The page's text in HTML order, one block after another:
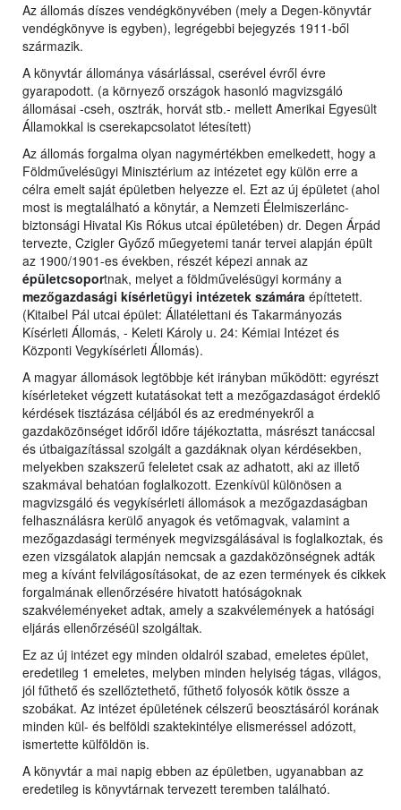
Az állomás díszes vendégkönyvében (mely a Degen-könyvtár
vendégkönyve is egyben), legrégebbi bejegyzés 1911-ből
származik.
A könyvtár állománya vásárlással, cserével évről évre
gyarapodott. (a környező országok hasonló magvizsgáló
állomásai -cseh, osztrák, horvát stb.- mellett Amerikai Egyesült
Államokkal is cserekapcsolatot létesített)
Az állomás forgalma olyan nagymértékben emelkedett, hogy a
Földművelésügyi Minisztérium az intézetet egy külön erre a
célra emelt saját épületben helyezze el. Ezt az új épületet (ahol
most is megtalálható a könytár, a Nemzeti Élelmiszerlánc-
biztonsági Hivatal Kis Rókus utcai épületében) dr. Degen Árpád
tervezte, Czigler Győző műegyetemi tanár tervei alapján épült
az 1900/1901-es években, részét képezi annak az
épületcsoportnak, melyet a földművelésügyi kormány a
mezőgazdasági kísérletügyi intézetek számára építtetett.
(Kitaibel Pál utcai épület: Állatélettani és Takarmányozás
Kísérleti Állomás, - Keleti Károly u. 24: Kémiai Intézet és
Központi Vegykísérleti Állomás).
A magyar állomások legtöbbje két irányban működött: egyrészt
kísérleteket végzett kutatásokat tett a mezőgazdaságot érdeklő
kérdések tisztázása céljából és az eredményekről a
gazdaközönséget időről időre tájékoztatta, másrészt tanáccsal
és útbaigazítással szolgált a gazdáknak olyan kérdésekben,
melyekben szakszerű feleletet csak az adhatott, aki az illető
szakmával behatóan foglalkozott. Ezenkívül különösen a
magvizsgáló és vegykísérleti állomások a mezőgazdaságban
felhasználásra kerülő anyagok és vetőmagvak, valamint a
mezőgazdasági termények megvizsgálásával is foglalkoztak, és
ezen vizsgálatok alapján nemcsak a gazdaközönségnek adták
meg a kívánt felvilágosításokat, de az ezen termények és cikkek
forgalmának ellenőrzésére hivatott hatóságoknak
szakvéleményeket adtak, amely a szakvélemények a hatósági
eljárás ellenőrzéséül szolgáltak.
Ez az új intézet egy minden oldalról szabad, emeletes épület,
eredetileg 1 emeletes, melyben minden helyiség tágas, világos,
jól fűthető és szellőztethető, fűthető folyosók kötik össze a
szobákat. Az intézet épületének célszerű beosztásáról korának
minden kül- és belföldi szaktekintélye elismeréssel adózott,
ismertette külföldön is.
A könyvtár a mai napig ebben az épületben, ugyanabban az
eredetileg is könyvtárnak tervezett teremben található.